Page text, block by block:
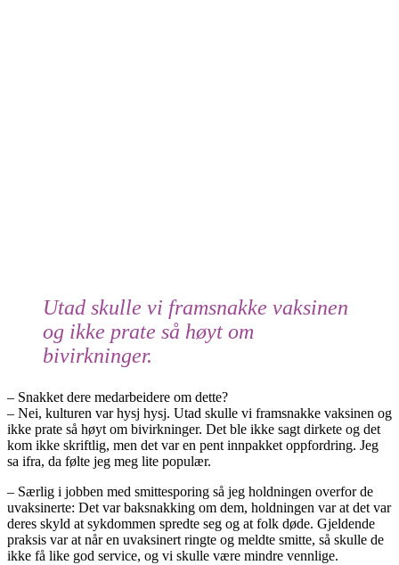
Utad skulle vi framsnakke vaksinen
og ikke prate så høyt om
bivirkninger.
– Snakket dere medarbeidere om dette?
– Nei, kulturen var hysj hysj. Utad skulle vi framsnakke vaksinen og
ikke prate så høyt om bivirkninger. Det ble ikke sagt dirkete og det
kom ikke skriftlig, men det var en pent innpakket oppfordring. Jeg
sa ifra, da følte jeg meg lite populær.
– Særlig i jobben med smittesporing så jeg holdningen overfor de
uvaksinerte: Det var baksnakking om dem, holdningen var at det var
deres skyld at sykdommen spredte seg og at folk døde. Gjeldende
praksis var at når en uvaksinert ringte og meldte smitte, så skulle de
ikke få like god service, og vi skulle være mindre vennlige.